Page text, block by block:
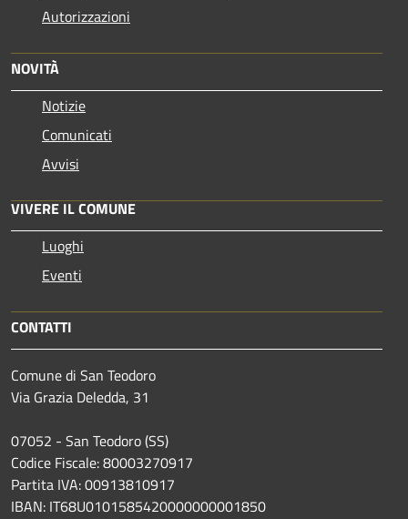
Autorizzazioni
NOVITÀ
Notizie
Comunicati
Avvisi
VIVERE IL COMUNE
Luoghi
Eventi
CONTATTI
Comune di San Teodoro
Via Grazia Deledda, 31
07052 - San Teodoro (SS)
Codice Fiscale: 80003270917
Partita IVA: 00913810917
IBAN: IT68U0101585420000000001850